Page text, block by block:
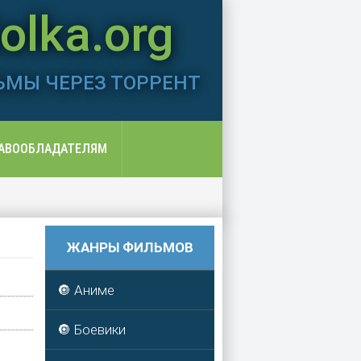
ЧЕРЕЗ ТОРРЕНТ
ЖАНРЫ ФИЛЬМОВ
🔘 Аниме
🔘 Боевики